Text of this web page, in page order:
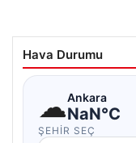
Hava Durumu
☁Ankara
NaN°C
ŞEHIR SEÇ